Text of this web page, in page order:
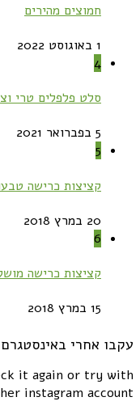
חמוצים מהירים
1 באוגוסט 2022
4
סלט פלפלים טרי
5 בפברואר 2021
5
קציצות כרישה
20 במרץ 2018
6
קציצות כרישה
15 במרץ 2018
עקבו אחרי באינסטגרם
it again or try with
instagram account.